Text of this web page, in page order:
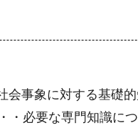
会事象に対する基礎
・必要な専門知識につ